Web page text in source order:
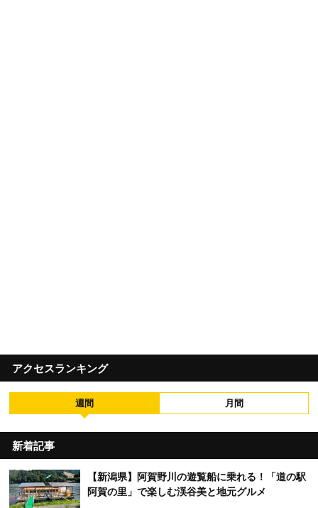
アクセスランキング
週間 月間
新着記事
【新潟県】阿賀野川の遊覧船に乗れる！「道の駅
阿賀の里」で楽しむ渓谷美と地元グルメ